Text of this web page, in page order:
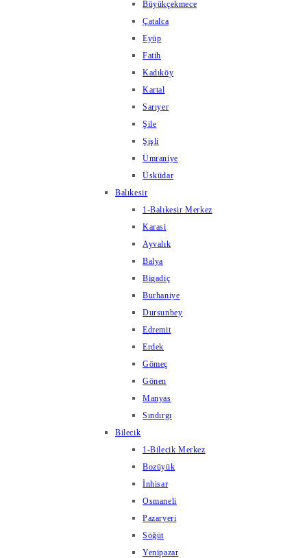
Büyükçekmece
Çatalca
Eyüp
Fatih
Kadıköy
Kartal
Sarıyer
Şile
Şişli
Ümraniye
Üsküdar
Balıkesir
1-Balıkesir Merkez
Karasi
Ayvalık
Balya
Bigadiç
Burhaniye
Dursunbey
Edremit
Erdek
Gömeç
Gönen
Manyas
Sındırgı
Bilecik
1-Bilecik Merkez
Bozüyük
İnhisar
Osmaneli
Pazaryeri
Söğüt
Yenipazar